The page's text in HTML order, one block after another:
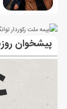
پیشخوان